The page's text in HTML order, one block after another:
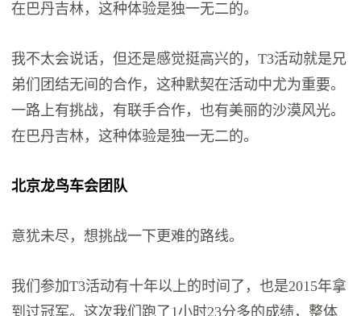
在巴丹吉林，这种体验是独一无二的。
我不太会说话，但还是感觉挺高兴的，T3活动就是兄
弟们团结无间的合作，这种默契在活动中尤为重要。
一路上有挑战，有联手合作，也有美丽的沙漠风光。
在巴丹吉林，这种体验是独一无二的。
北京龙鸟车会团队
意犹未尽，想挑战一下更难的路线。
我们参加T3活动有十年以上的时间了，也是2015年拿
到过冠军。这次我们跑了1小时23分多的成绩，整体